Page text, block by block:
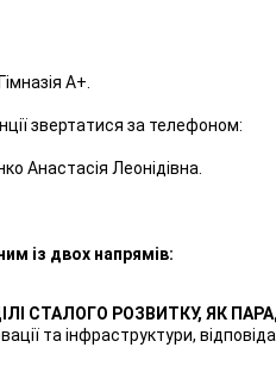
А+.
звертатися за телефоном:
Анастасія Леонідівна.
із двох напрямів:
СТАЛОГО РОЗВИТКУ, ЯК
та інфраструктури,